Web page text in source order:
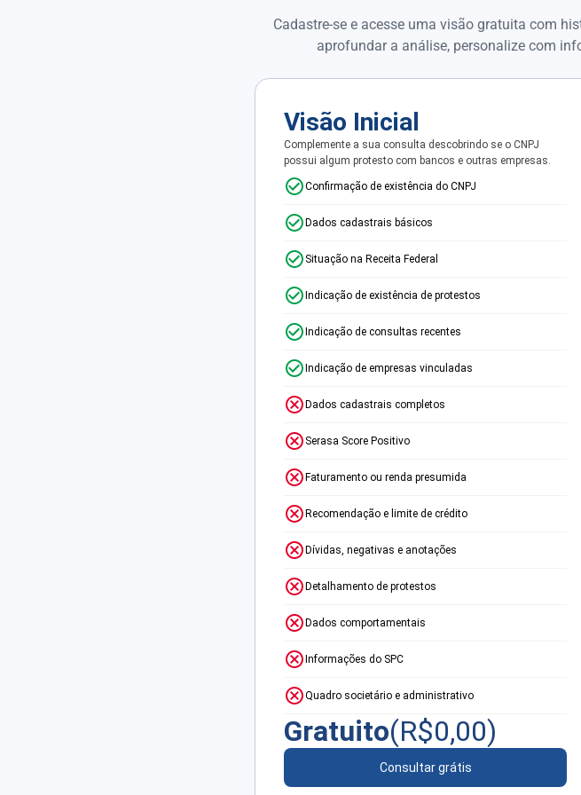
Cadastre-se e acesse uma visão gratuita com
aprofundar a análise, personalize com
Visão Inicial
Complemente a sua consulta descobrindo se o CNPJ
possui algum protesto com bancos e outras empresas.
Confirmação de existência do CNPJ
Dados cadastrais básicos
Situação na Receita Federal
Indicação de existência de protestos
Indicação de consultas recentes
Indicação de empresas vinculadas
Dados cadastrais completos
Serasa Score Positivo
Faturamento ou renda presumida
Recomendação e limite de crédito
Dívidas, negativas e anotações
Detalhamento de protestos
Dados comportamentais
Informações do SPC
Quadro societário e administrativo
Gratuito(R$0,00)
Consultar grátis